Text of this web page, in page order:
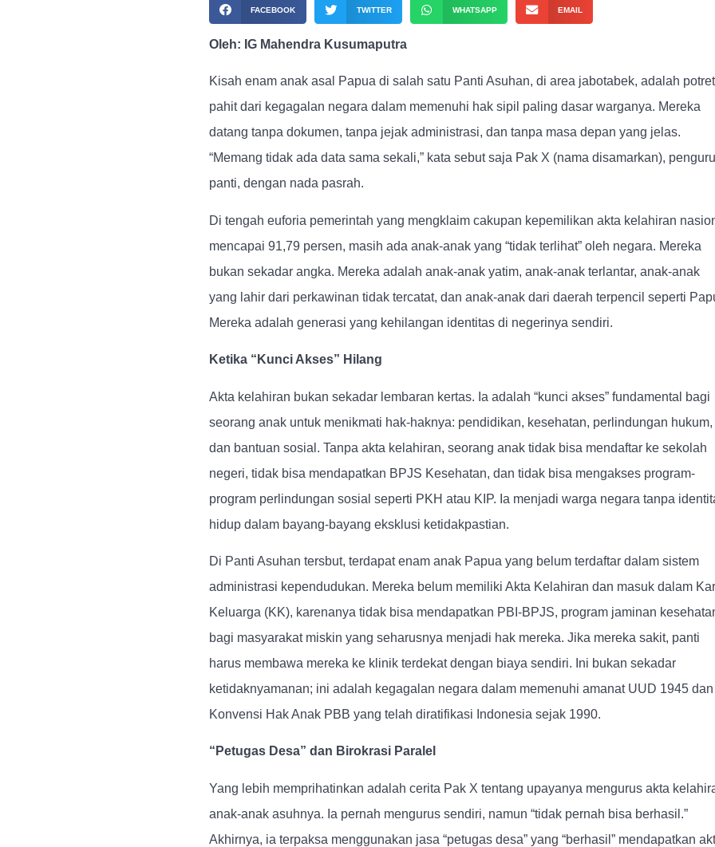
FACEBOOK TWITTER WHATSAPP EMAIL
Oleh: IG Mahendra Kusumaputra
Kisah enam anak asal Papua di salah satu Panti Asuhan, di area jabotabek, adalah potret
pahit dari kegagalan negara dalam memenuhi hak sipil paling dasar warganya. Mereka
datang tanpa dokumen, tanpa jejak administrasi, dan tanpa masa depan yang jelas.
“Memang tidak ada data sama sekali,” kata sebut saja Pak X (nama disamarkan),
panti, dengan nada pasrah.
Di tengah euforia pemerintah yang mengklaim cakupan kepemilikan akta kelahiran
mencapai 91,79 persen, masih ada anak-anak yang “tidak terlihat” oleh negara. Mereka
bukan sekadar angka. Mereka adalah anak-anak yatim, anak-anak terlantar, anak-anak
yang lahir dari perkawinan tidak tercatat, dan anak-anak dari daerah terpencil seperti
Mereka adalah generasi yang kehilangan identitas di negerinya sendiri.
Ketika “Kunci Akses” Hilang
Akta kelahiran bukan sekadar lembaran kertas. Ia adalah “kunci akses” fundamental bagi
seorang anak untuk menikmati hak-haknya: pendidikan, kesehatan, perlindungan hukum,
dan bantuan sosial. Tanpa akta kelahiran, seorang anak tidak bisa mendaftar ke sekolah
negeri, tidak bisa mendapatkan BPJS Kesehatan, dan tidak bisa mengakses program-
program perlindungan sosial seperti PKH atau KIP. Ia menjadi warga negara tanpa
hidup dalam bayang-bayang eksklusi ketidakpastian.
Di Panti Asuhan tersbut, terdapat enam anak Papua yang belum terdaftar dalam sistem
administrasi kependudukan. Mereka belum memiliki Akta Kelahiran dan masuk dalam
Keluarga (KK), karenanya tidak bisa mendapatkan PBI-BPJS, program jaminan
bagi masyarakat miskin yang seharusnya menjadi hak mereka. Jika mereka sakit, panti
harus membawa mereka ke klinik terdekat dengan biaya sendiri. Ini bukan sekadar
ketidaknyamanan; ini adalah kegagalan negara dalam memenuhi amanat UUD 1945 dan
Konvensi Hak Anak PBB yang telah diratifikasi Indonesia sejak 1990.
“Petugas Desa” dan Birokrasi Paralel
Yang lebih memprihatinkan adalah cerita Pak X tentang upayanya mengurus akta
anak-anak asuhnya. Ia pernah mengurus sendiri, namun “tidak pernah bisa berhasil.”
Akhirnya, ia terpaksa menggunakan jasa “petugas desa” yang “berhasil” mendapatkan